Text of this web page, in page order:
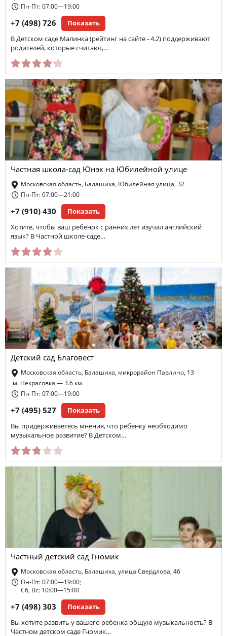
Пн-Пт: 07:00—19:00
+7 (498) 726 Показать
В Детском саде Малинка (рейтинг на сайте - 4.2) поддерживают
родителей, которые считают,…
Частная школа-сад Юнэк на Юбилейной улице
Московская область, Балашиха, Юбилейная улица, 32
Пн-Пт: 07:00—21:00
+7 (910) 430 Показать
Хотите, чтобы ваш ребенок с ранних лет изучал английский
язык? В Частной школе-саде…
Детский сад Благовест
Московская область, Балашиха, микрорайон Павлино, 13
м. Некрасовка — 3.6 км
Пн-Пт: 07:00—19:00
+7 (495) 527 Показать
Вы придерживаетесь мнения, что ребенку необходимо
музыкальное развитие? В Детском…
Частный детский сад Гномик
Московская область, Балашиха, улица Свердлова, 46
Пн-Пт: 07:00—19:00;
Сб, Вс: 10:00—15:00
+7 (498) 303 Показать
Вы хотите развить у вашего ребенка общую музыкальность? В
Частном детском саде Гномик…